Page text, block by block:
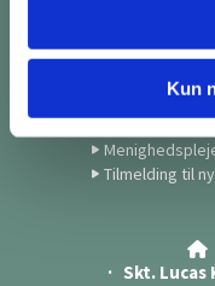
Kun
Præster
Medarbejdere
Tilmelding til

· Skt. Lucas